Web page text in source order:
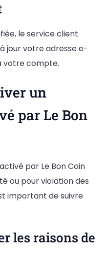
le service client
jour votre adresse e-
votre compte.
un
par Le Bon
par Le Bon Coin
ou pour violation des
important de suivre
les raisons de